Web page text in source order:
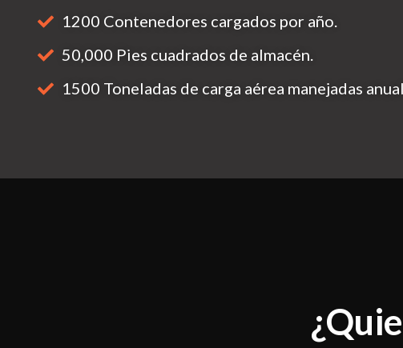
1200 Contenedores cargados por año.
50,000 Pies cuadrados de almacén.
1500 Toneladas de carga aérea manejadas